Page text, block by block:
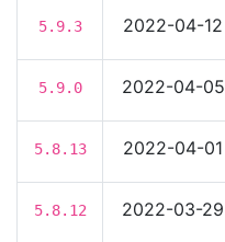
5.9.3 2022-04-12
5.9.0 2022-04-05
5.8.13 2022-04-01
5.8.12 2022-03-29